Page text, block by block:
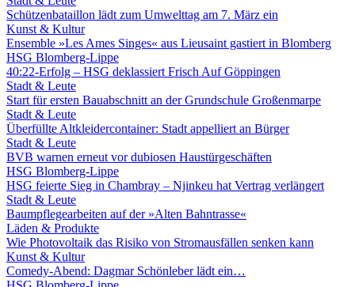
Schützenbataillon lädt zum Umwelttag am 7. März ein
Kunst & Kultur
Ensemble »Les Ames Singes« aus Lieusaint gastiert in Blomberg
HSG Blomberg-Lippe
40:22-Erfolg – HSG deklassiert Frisch Auf Göppingen
Stadt & Leute
Start für ersten Bauabschnitt an der Grundschule Großenmarpe
Stadt & Leute
Überfüllte Altkleidercontainer: Stadt appelliert an Bürger
Stadt & Leute
BVB warnen erneut vor dubiosen Haustürgeschäften
HSG Blomberg-Lippe
HSG feierte Sieg in Chambray – Njinkeu hat Vertrag verlängert
Stadt & Leute
Baumpflegearbeiten auf der »Alten Bahntrasse«
Läden & Produkte
Wie Photovoltaik das Risiko von Stromausfällen senken kann
Kunst & Kultur
Comedy-Abend: Dagmar Schönleber lädt ein…